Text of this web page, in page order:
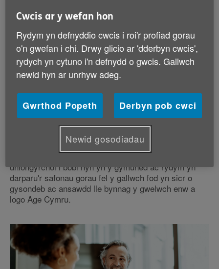
Yr hyn â wnawn
Rydym yn darparu gwasanaethau hanfodol yn
uniongyrchol i bobl hŷn yn y gymuned ac rydym yn
darparu'r safonau gorau fel y gallwch fod yn sicr o
gysondeb ac ansawdd lle bynnag y gwelwch enw a
logo Age Cymru.
Cwcis ar y wefan hon
Rydym yn defnyddio cwcis i roi'r profiad gorau
o'n gwefan i chi. Drwy glicio ar 'dderbyn cwcis',
rydych yn cytuno i'n defnydd o gwcis. Gallwch
newid hyn ar unrhyw adeg.
Gwrthod Popeth Derbyn pob cwci
Newid gosodiadau